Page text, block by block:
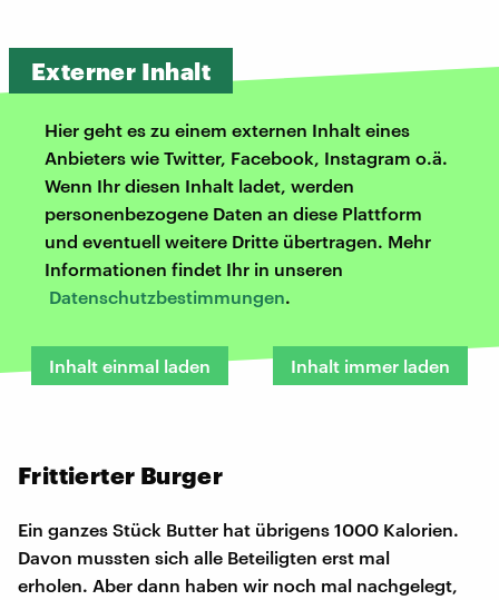
Externer Inhalt
Hier geht es zu einem externen Inhalt eines
Anbieters wie Twitter, Facebook, Instagram o.ä.
Wenn Ihr diesen Inhalt ladet, werden
personenbezogene Daten an diese Plattform
und eventuell weitere Dritte übertragen. Mehr
Informationen findet Ihr in unseren
Datenschutzbestimmungen.
Inhalt einmal laden Inhalt immer laden
Frittierter Burger
Ein ganzes Stück Butter hat übrigens 1000 Kalorien.
Davon mussten sich alle Beteiligten erst mal
erholen. Aber dann haben wir noch mal nachgelegt,